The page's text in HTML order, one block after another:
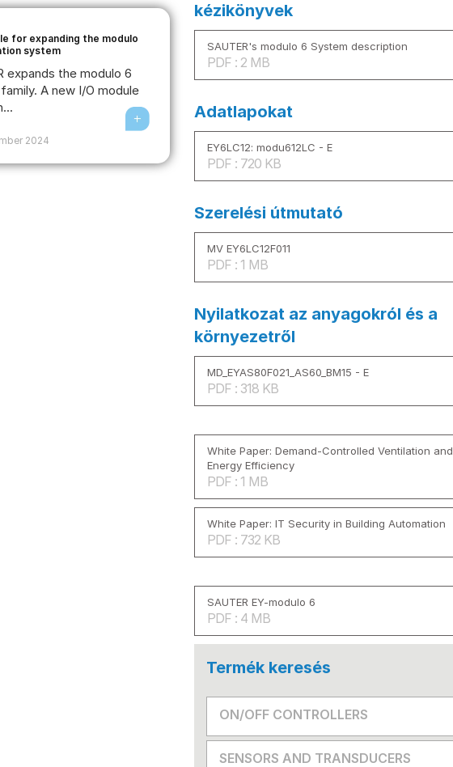
for expanding the modulo
system
expands the modulo 6
A new I/O module
2024
kézikönyvek
SAUTER's modulo 6 System description
PDF : 2 MB
Adatlapokat
EY6LC12: modu612LC - E
PDF : 720 KB
Szerelési útmutató
MV EY6LC12F011
PDF : 1 MB
Nyilatkozat az anyagokról és a
környezetről
MD_EYAS80F021_AS60_BM15 - E
PDF : 318 KB
White Paper: Demand-Controlled Ventilation and
Energy Efficiency
PDF : 1 MB
White Paper: IT Security in Building Automation
PDF : 732 KB
SAUTER EY-modulo 6
PDF : 4 MB
Termék keresés
ON/OFF CONTROLLERS
SENSORS AND TRANSDUCERS